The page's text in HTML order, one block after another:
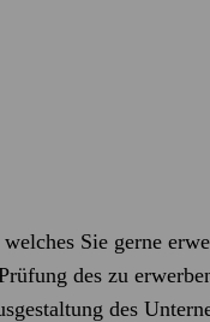
Sie gerne
des zu
des